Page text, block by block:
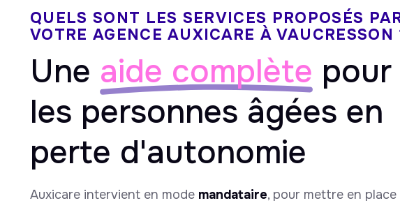
QUELS SONT LES SERVICES PROPOSÉS
VOTRE AGENCE AUXICARE À VAUCRESSON
Une aide complète pour
les personnes âgées en
perte d'autonomie
Auxicare intervient en mode mandataire, pour mettre en place